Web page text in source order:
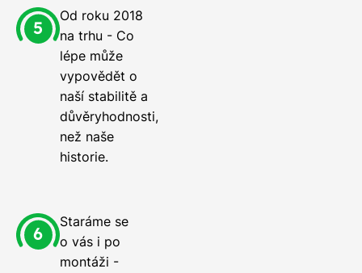
Od roku 2018
na trhu - Co
lépe může
vypovědět o
naší stabilitě a
důvěryhodnosti,
než naše
historie.
Staráme se
o vás i po
montáži -